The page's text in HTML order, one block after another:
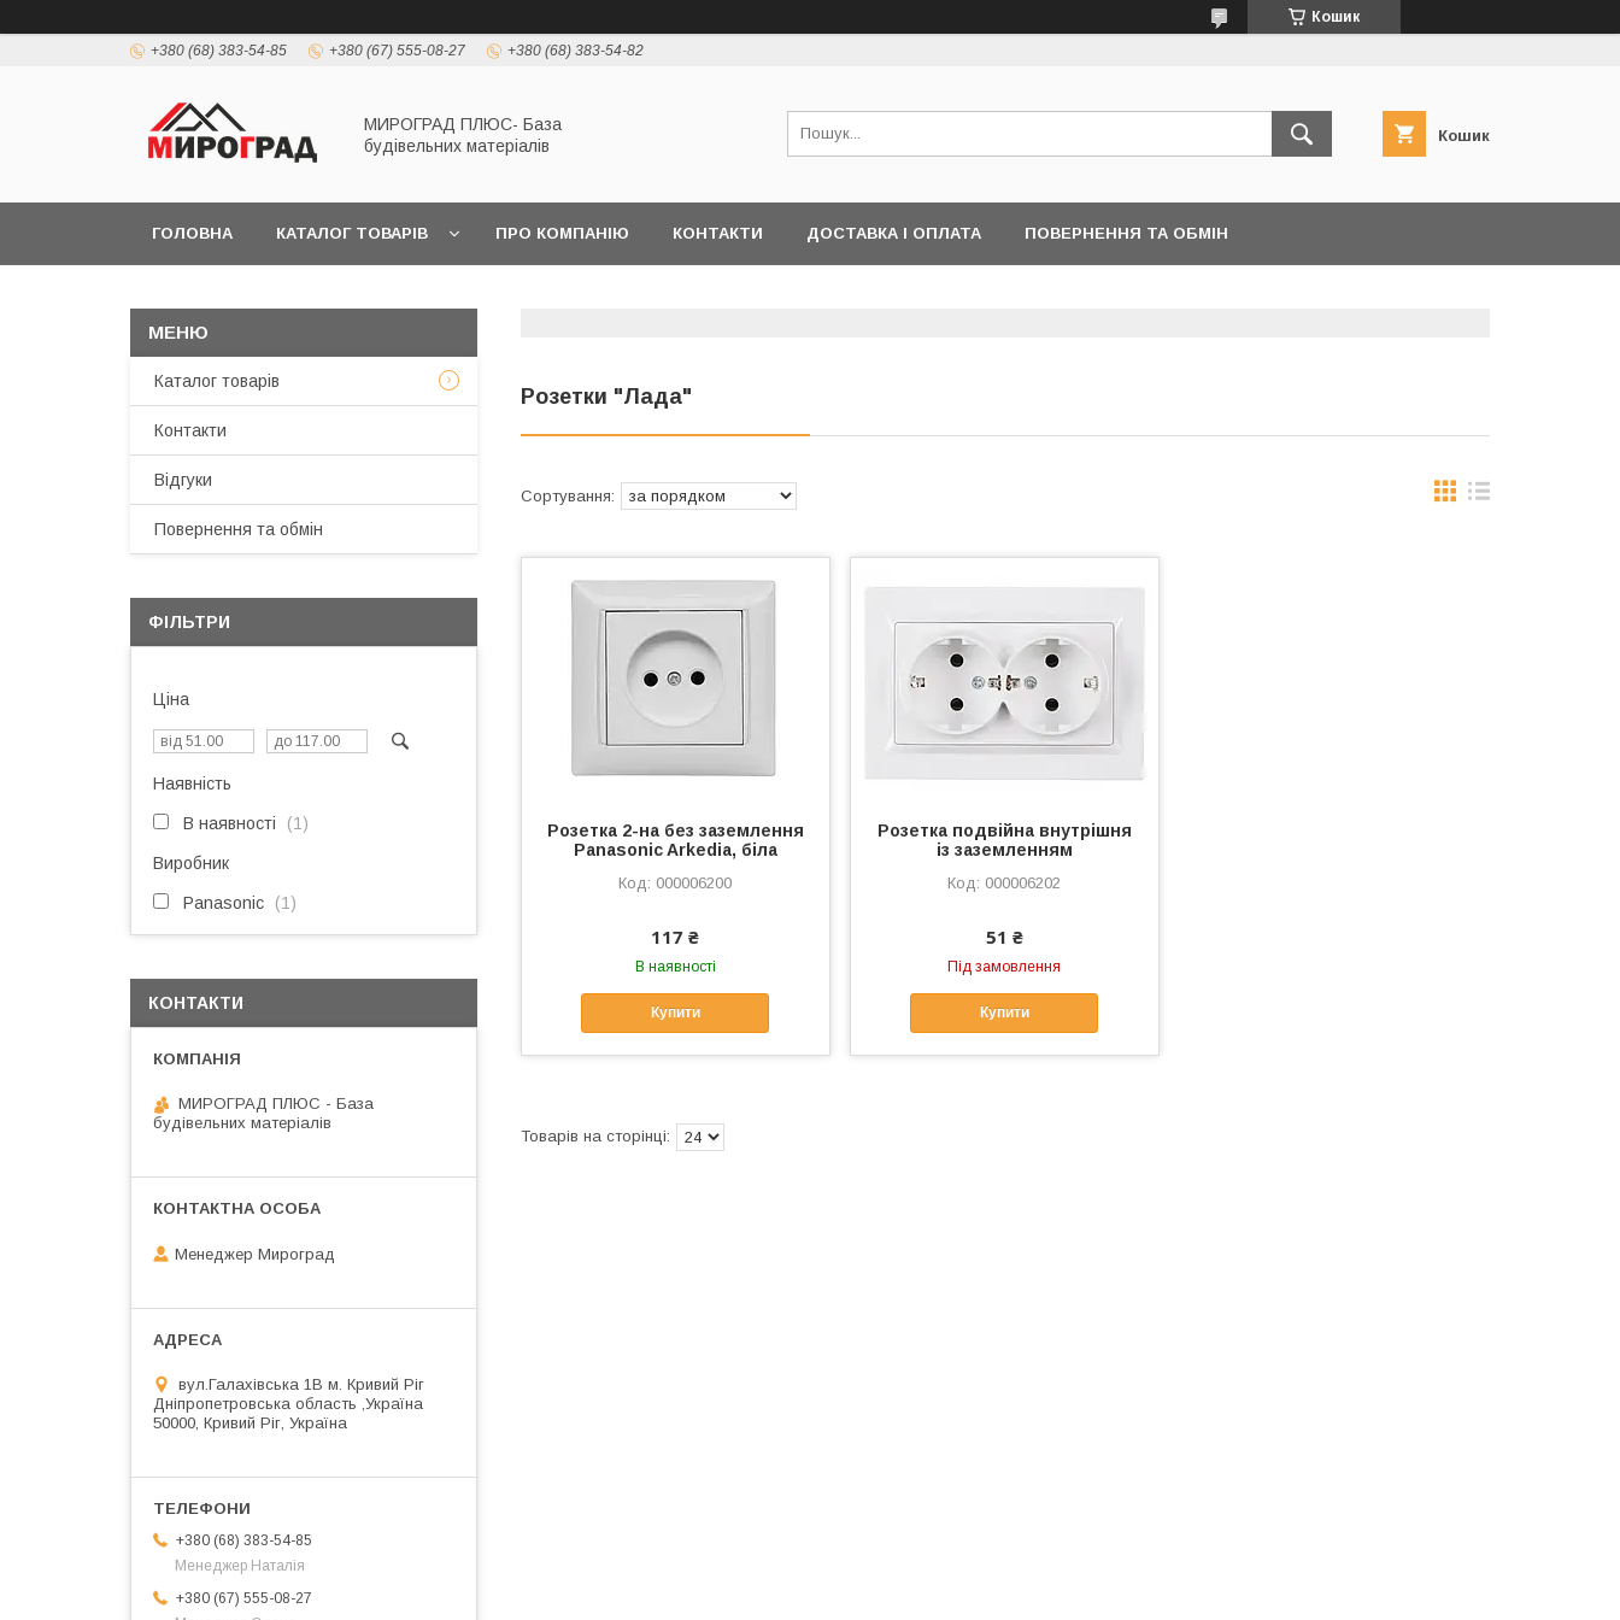
Кошик
+380 (68) 383-54-85 +380 (67) 555-08-27 +380 (68) 383-54-82
МИРОГРАД ПЛЮС- База
будівельних матеріалів
Кошик
ГОЛОВНА КАТАЛОГ ТОВАРІВ ПРО КОМПАНІЮ КОНТАКТИ ДОСТАВКА І ОПЛАТА ПОВЕРНЕННЯ ТА ОБМІН
Розетки "Лада"
Розетка 2-на без заземлення
Panasonic Arkedia, біла
000006200
117 ₴
В наявності
Купити
Розетка подвійна внутрішня
із заземленням
000006202
51 ₴
Під замовлення
Купити
Каталог товарів
Контакти
Відгуки
Повернення та обмін
ФІЛЬТРИ
Ціна
Наявність
В наявності 1
Виробник
Panasonic 1
КОНТАКТИ
МИРОГРАД ПЛЮС - База
будівельних матеріалів
Менеджер Мироград
вул.Галахівська 1В м. Кривий Ріг
Дніпропетровська область ,Україна
50000, Кривий Ріг, Україна
+380 (68) 383-54-85
Менеджер Наталія
+380 (67) 555-08-27